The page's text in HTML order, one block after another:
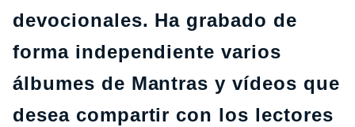
devocionales. Ha grabado de
forma independiente varios
álbumes de Mantras y vídeos que
desea compartir con los lectores